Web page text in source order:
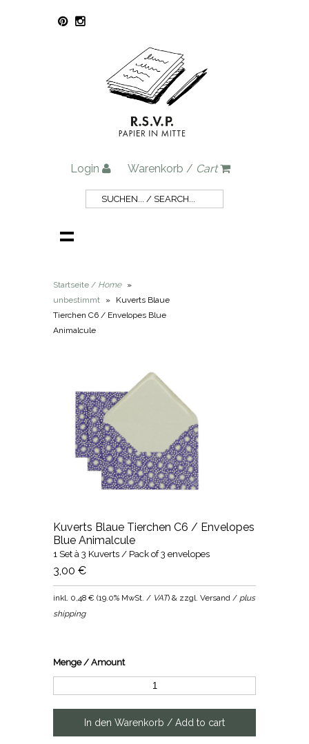
Login Warenkorb / Cart
Startseite / Home
»
unbestimmt
»
Kuverts Blaue
Tierchen C6 / Envelopes Blue
Animalcule
Kuverts Blaue Tierchen C6 / Envelopes
Blue Animalcule
1 Set à 3 Kuverts / Pack of 3 envelopes
3,00 €
inkl. 0,48 € (19.0% MwSt. / VAT) & zzgl. Versand / plus
shipping
Menge / Amount